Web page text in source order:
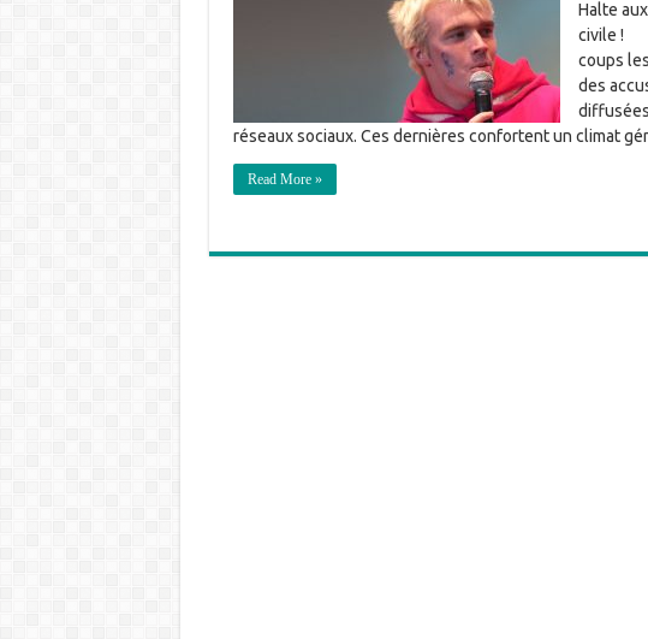
Halte
civile !
coups
des
réseaux sociaux. Ces dernières confortent un climat
Read More »